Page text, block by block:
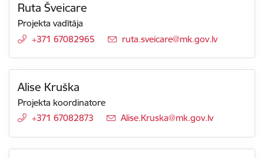
Ruta Šveicare
Projekta vadītāja
+371 67082965
E-pasts:
ruta.sveicare@mk.gov.lv
Alise Kruška
Projekta koordinatore
+371 67082873
E-pasts:
Alise.Kruska@mk.gov.lv